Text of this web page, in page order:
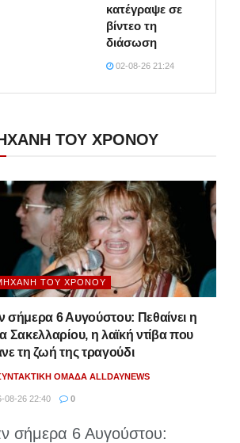
κατέγραψε σε
βίντεο τη
διάσωση
02-08-26 21:24
ΤΟΥ ΧΡΟΝΟΥ
ΤΟΥ ΧΡΌΝΟΥ
σήμερα 6 Αυγούστου: Πεθαίνει η
Σακελλαρίου, η λαϊκή ντίβα που
τη ζωή της τραγούδι
ΟΜΆΔΑ ALLDAYNEWS
08-26 22:40 0
σήμερα 6 Αυγούστου: